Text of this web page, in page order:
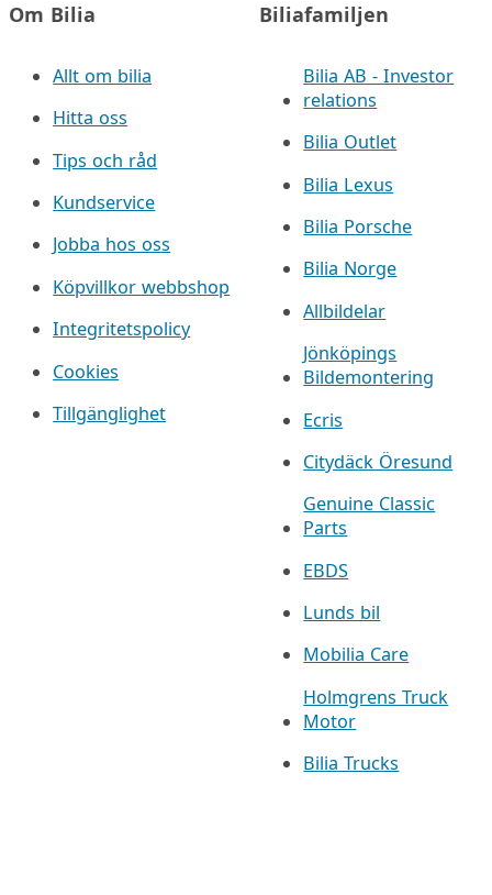
Om Bilia
Allt om bilia
Hitta oss
Tips och råd
Kundservice
Jobba hos oss
Köpvillkor webbshop
Integritetspolicy
Cookies
Tillgänglighet
Biliafamiljen
Bilia AB - Investor
relations
Bilia Outlet
Bilia Lexus
Bilia Porsche
Bilia Norge
Allbildelar
Jönköpings
Bildemontering
Ecris
Citydäck Öresund
Genuine Classic
Parts
EBDS
Lunds bil
Mobilia Care
Holmgrens Truck
Motor
Bilia Trucks